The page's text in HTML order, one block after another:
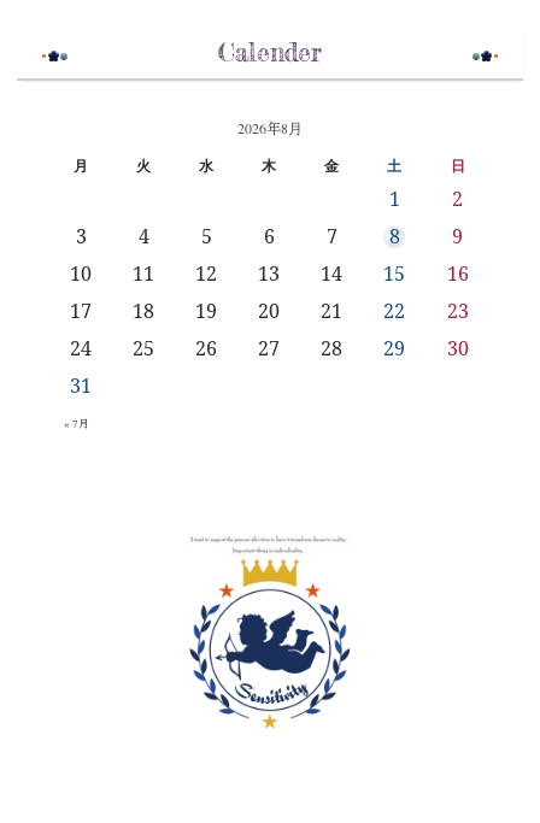
Calender
2026年8月
月 火 水 木 金 土 日
1
2
3
4 5 6 7 8
9
10
11 12 13 14 15
16
17
18 19 20 21 22
23
24
25 26 27 28 29
30
31
« 7月